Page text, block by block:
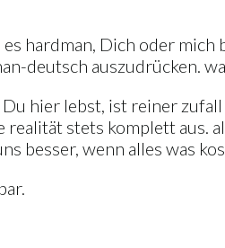
hardman, Dich oder
deutsch auszudrücken.
hier lebst, ist reiner
stets komplett
besser, wenn alles was